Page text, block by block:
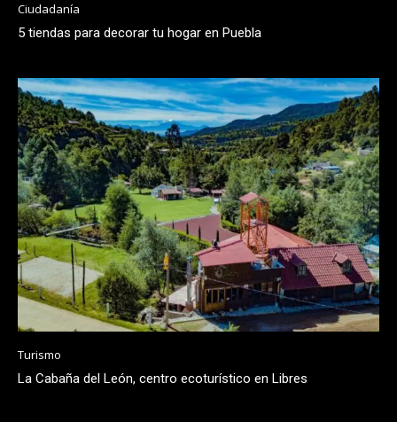
Ciudadanía
5 tiendas para decorar tu hogar en Puebla
Turismo
La Cabaña del León, centro ecoturístico en Libres